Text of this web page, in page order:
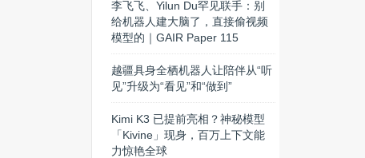
李飞飞、Yilun Du罕见联手：别
给机器人建大脑了，直接偷视频
模型的｜GAIR Paper 115
越疆具身全栖机器人让陪伴从“听
见”升级为“看见”和“做到”
Kimi K3 已提前亮相？神秘模型
「Kivine」现身，百万上下文能
力惊艳全球